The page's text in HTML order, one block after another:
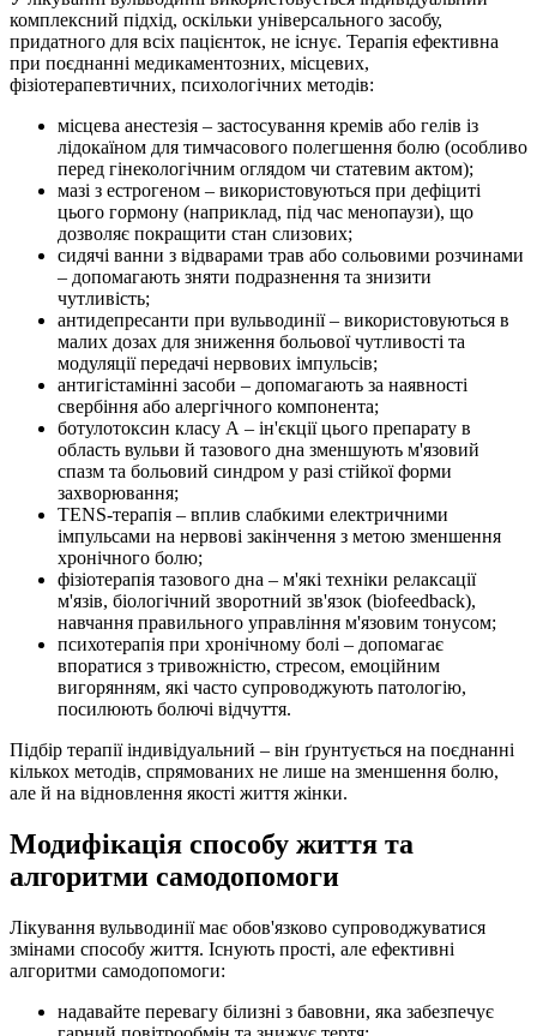
комплексний підхід, оскільки універсального засобу,
придатного для всіх пацієнток, не існує. Терапія ефективна
при поєднанні медикаментозних, місцевих,
фізіотерапевтичних, психологічних методів:
місцева анестезія – застосування кремів або гелів із
лідокаїном для тимчасового полегшення болю (особливо
перед гінекологічним оглядом чи статевим актом);
мазі з естрогеном – використовуються при дефіциті
цього гормону (наприклад, під час менопаузи), що
дозволяє покращити стан слизових;
сидячі ванни з відварами трав або сольовими розчинами
– допомагають зняти подразнення та знизити
чутливість;
антидепресанти при вульводинії – використовуються в
малих дозах для зниження больової чутливості та
модуляції передачі нервових імпульсів;
антигістамінні засоби – допомагають за наявності
свербіння або алергічного компонента;
ботулотоксин класу А – ін'єкції цього препарату в
область вульви й тазового дна зменшують м'язовий
спазм та больовий синдром у разі стійкої форми
захворювання;
TENS-терапія – вплив слабкими електричними
імпульсами на нервові закінчення з метою зменшення
хронічного болю;
фізіотерапія тазового дна – м'які техніки релаксації
м'язів, біологічний зворотний зв'язок (biofeedback),
навчання правильного управління м'язовим тонусом;
психотерапія при хронічному болі – допомагає
впоратися з тривожністю, стресом, емоційним
вигорянням, які часто супроводжують патологію,
посилюють болючі відчуття.
Підбір терапії індивідуальний – він ґрунтується на поєднанні
кількох методів, спрямованих не лише на зменшення болю,
але й на відновлення якості життя жінки.
Модифікація способу життя та
алгоритми самодопомоги
Лікування вульводинії має обов'язково супроводжуватися
змінами способу життя. Існують прості, але ефективні
алгоритми самодопомоги:
надавайте перевагу білизні з бавовни, яка забезпечує